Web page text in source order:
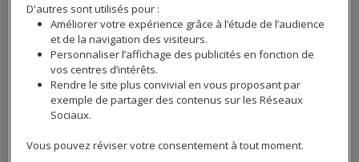
M'informeret souscrire
Souscription
Information produit
D'autres sont utilisés pour :
Améliorer votre expérience grâce à l’étude de l’audience
et de la navigation des visiteurs.
Personnaliser l’affichage des publicités en fonction de
vos centres d’intérêts.
Rendre le site plus convivial en vous proposant par
exemple de partager des contenus sur les Réseaux
Sociaux.
Vous pouvez réviser votre consentement à tout moment.